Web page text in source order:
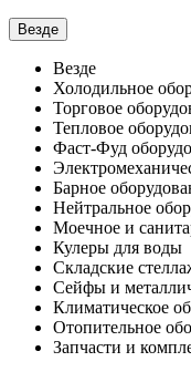
Везде
Везде
Холодильное
Торговое
Тепловое
Фаст-Фуд
Барное
Нейтральное
Моечное и
Кулеры для воды
Складские
Сейфы и
Климатическое
Отопительное
Запчасти и